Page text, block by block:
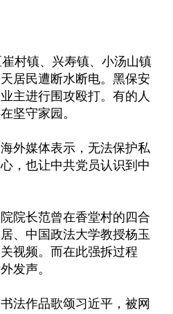
村镇、兴寿镇、小汤山镇
居民遭断水断电。黑保安
主进行围攻殴打。有的人
坚守家园。
外媒体表示，无法保护私
，也让中共党员认识到中
院长范曾在香堂村的四合
、中国政法大学教授杨玉
视频。而在此强拆过程
发声。
法作品歌颂习近平，被网